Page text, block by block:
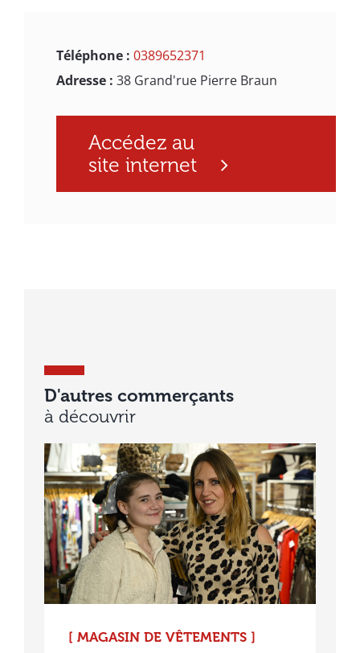
Téléphone : 0389652371
Adresse : 38 Grand'rue Pierre Braun
Accédez au
site internet
D'autres commerçants
à découvrir
[ MAGASIN DE VÊTEMENTS ]